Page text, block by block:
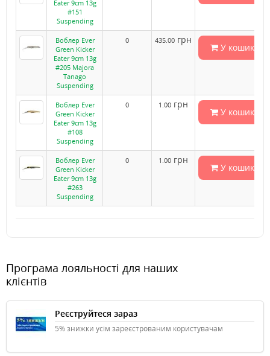
Eater 9cm 13g
#151
Suspending
Воблер Ever
Green Kicker
Eater 9cm 13g
#205 Majora
Tanago
Suspending
0 435.00 грн
У кошик
Воблер Ever
Green Kicker
Eater 9cm 13g
#108
Suspending
0 1.00 грн
У кошик
Воблер Ever
Green Kicker
Eater 9cm 13g
#263
Suspending
0 1.00 грн
У кошик
Програма лояльності для наших
клієнтів
Реєструйтеся зараз
5% знижки усім зареєстрованим користувачам